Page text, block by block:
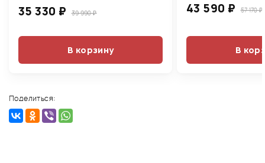
35 330 ₽ 39 990 ₽
В корзину
43 590 ₽ 57 170 ₽
В
Поделиться: